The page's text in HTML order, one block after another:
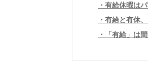
有給休暇は
有給と有休
「有給」は